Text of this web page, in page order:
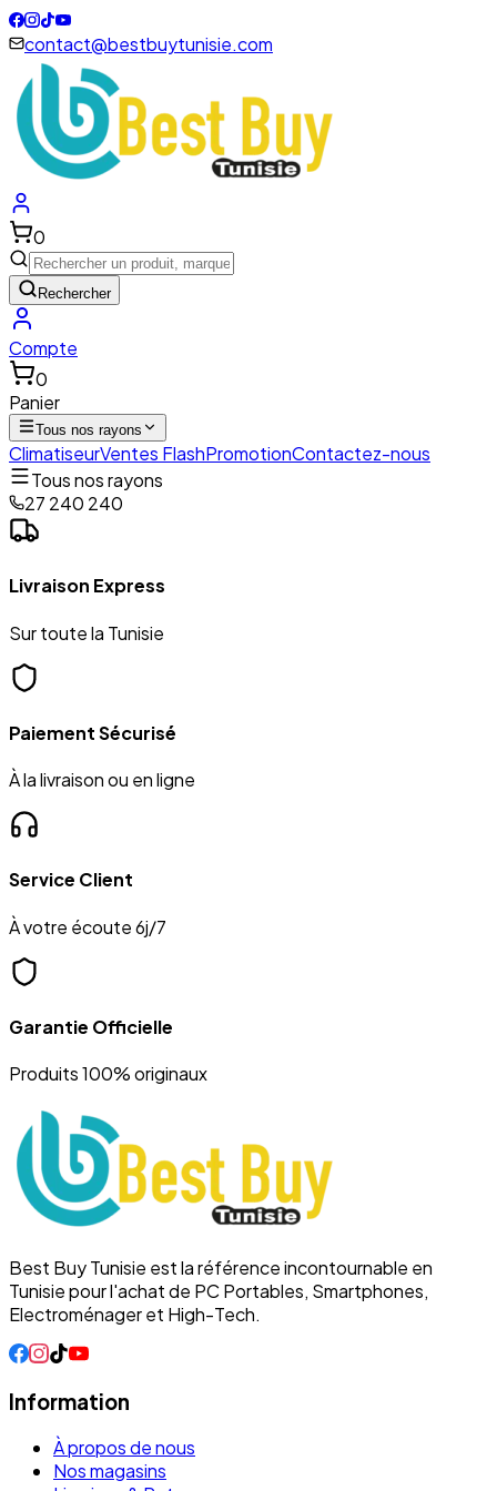
contact@bestbuytunisie.com
0
Rechercher
Compte
0
Panier
Tous nos rayons
ClimatiseurVentes FlashPromotionContactez-nous
Tous nos rayons
27 240 240
Livraison Express
Sur toute la Tunisie
Paiement Sécurisé
À la livraison ou en ligne
Service Client
À votre écoute 6j/7
Garantie Officielle
Produits 100% originaux
Best Buy Tunisie est la référence incontournable en
Tunisie pour l'achat de PC Portables, Smartphones,
Electroménager et High-Tech.
Information
À propos de nous
Nos magasins